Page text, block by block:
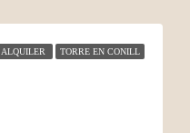
ALQUILER TORRE EN CONILL